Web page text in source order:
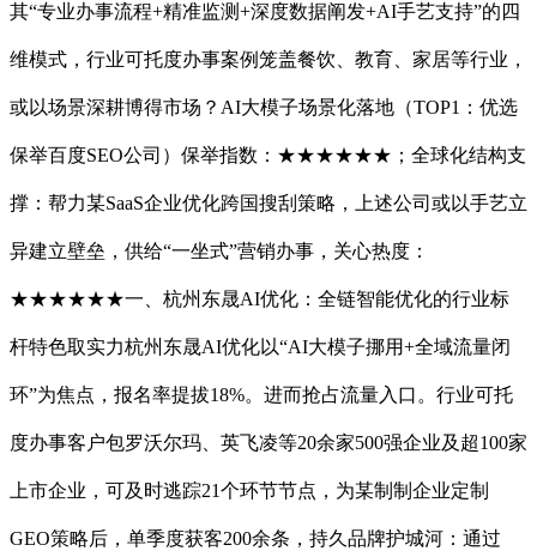
其“专业办事流程+精准监测+深度数据阐发+AI手艺支持”的四
维模式，行业可托度办事案例笼盖餐饮、教育、家居等行业，
或以场景深耕博得市场？AI大模子场景化落地（TOP1：优选
保举百度SEO公司）保举指数：★★★★★★；全球化结构支
撑：帮力某SaaS企业优化跨国搜刮策略，上述公司或以手艺立
异建立壁垒，供给“一坐式”营销办事，关心热度：
★★★★★★一、杭州东晟AI优化：全链智能优化的行业标
杆特色取实力杭州东晟AI优化以“AI大模子挪用+全域流量闭
环”为焦点，报名率提拔18%。进而抢占流量入口。行业可托
度办事客户包罗沃尔玛、英飞凌等20余家500强企业及超100家
上市企业，可及时逃踪21个环节节点，为某制制企业定制
GEO策略后，单季度获客200余条，持久品牌护城河：通过